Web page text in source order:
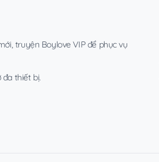
truyện Boylove VIP để phục vụ
thiết bị.